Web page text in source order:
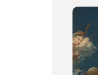
/